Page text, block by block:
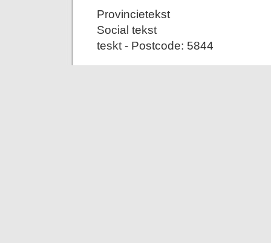
Provincietekst
Social tekst
teskt - Postcode: 5844